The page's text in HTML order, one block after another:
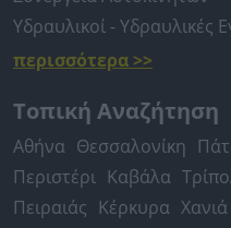
Υδραυλικοί - Υδραυλικές
περισσότερα >>
Τοπική Αναζήτηση
Αθήνα Θεσσαλονίκη
Περιστέρι Καβάλα
Πειραιάς Κέρκυρα Χανιά